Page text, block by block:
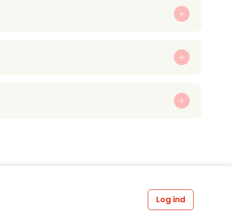
Log ind